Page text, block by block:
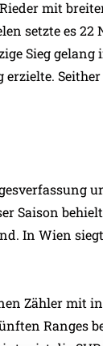
mit
setzte es 22
Sieg gelang
Saison
In Wien
Zähler mit
Ranges